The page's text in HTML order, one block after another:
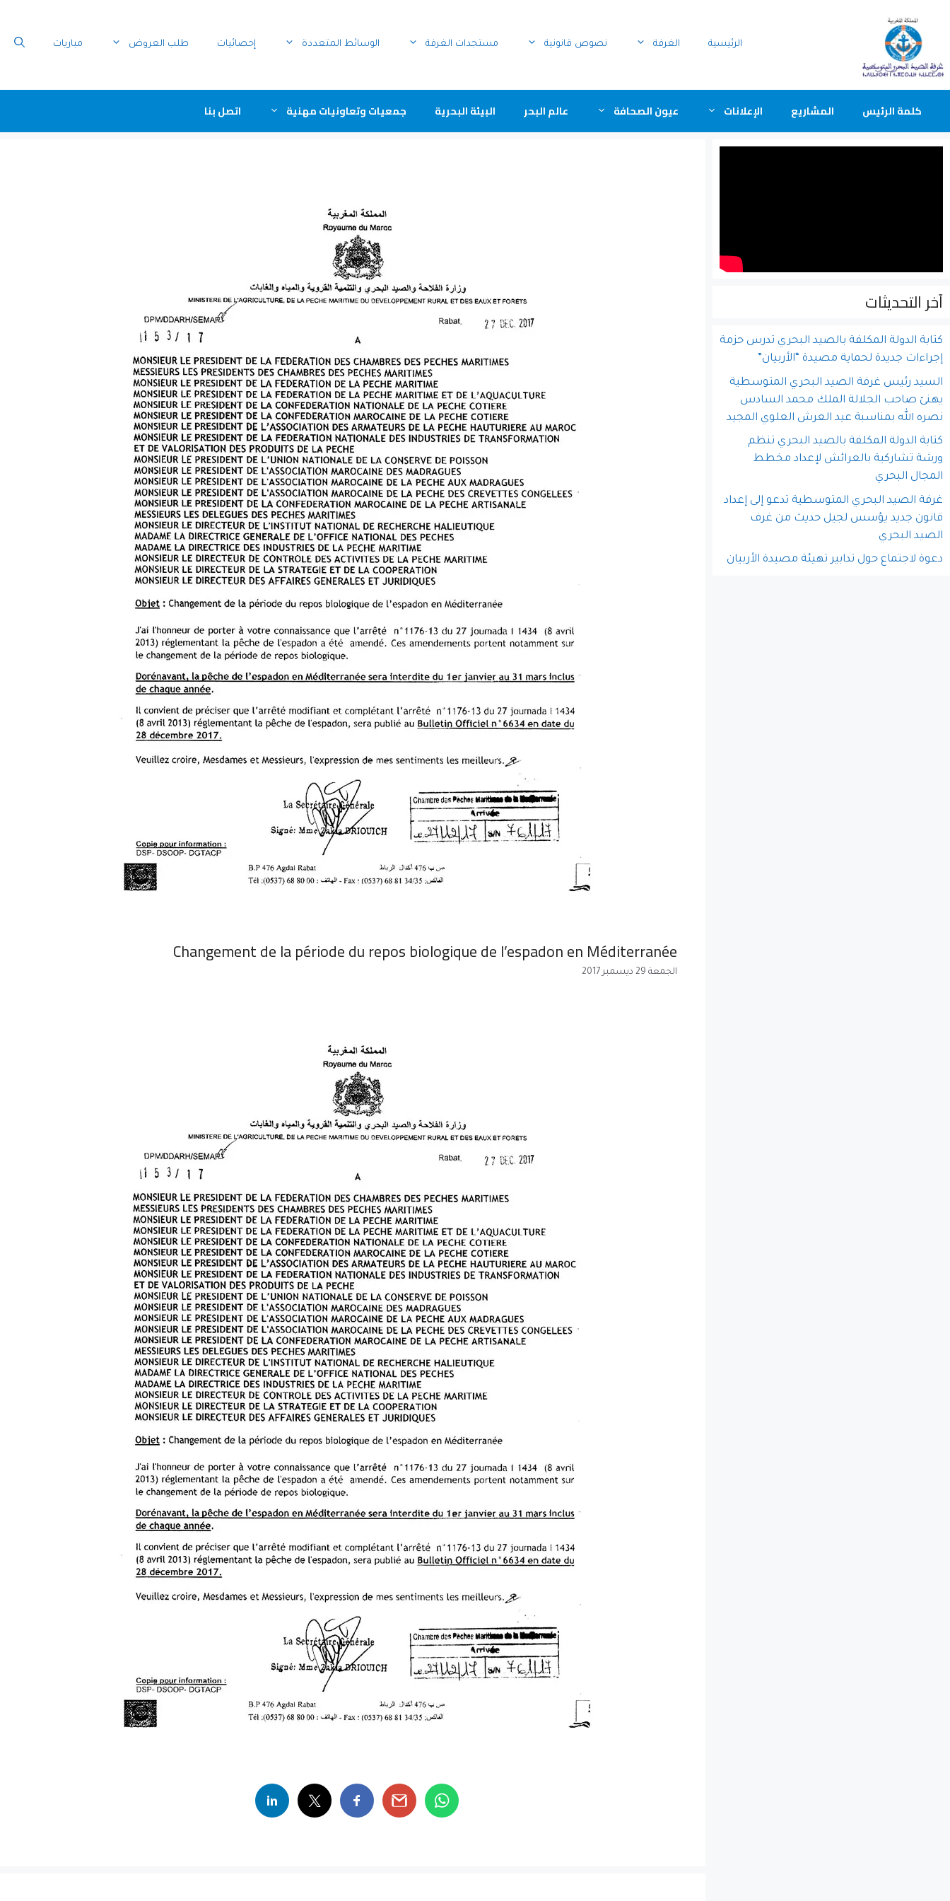
الرئيسية الغرفة نصوص قانونية مستجدات الغرفة الوسائط المتعددة إحصائيات طلب العروض مباريات
كلمة الرئيس المشاريع الإعلانات عيون الصحافة عالم البحر البيئة البحرية جمعيات وتعاونيات مهنية اتصل بنا
Changement de la période du repos biologique de l’espadon en Méditerranée
الجمعة 29 ديسمبر 2017
آخر التحديثات
كتابة الدولة المكلفة بالصيد البحري تدرس حزمة
إجراءات جديدة لحماية مصيدة “الأربيان”
السيد رئيس غرفة الصيد البحري المتوسطية
يهنئ صاحب الجلالة الملك محمد السادس
نصره الله بمناسبة عيد العرش العلوي المجيد
كتابة الدولة المكلفة بالصيد البحري تنظم
ورشة تشاركية بالعرائش لإعداد مخطط
المجال البحري
غرفة الصيد البحري المتوسطية تدعو إلى إعداد
قانون جديد يؤسس لجيل حديث من غرف
الصيد البحري
دعوة لاجتماع حول تدابير تهيئة مصيدة الأربيان